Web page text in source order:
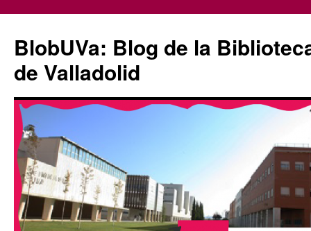
contenido
BlobUVa: Blog de la
de Valladolid